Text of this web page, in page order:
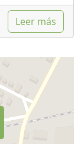
Leer más